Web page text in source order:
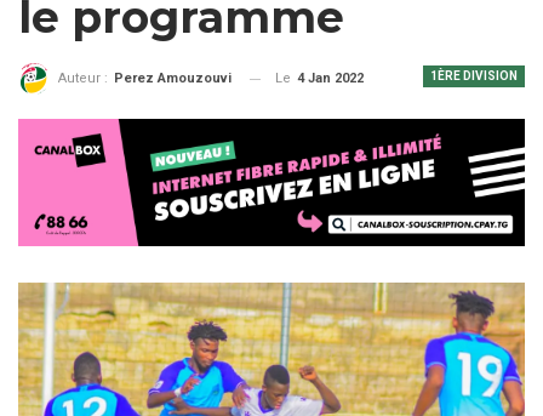
le programme
1ÈRE DIVISION
Auteur : Perez Amouzouvi Le 4 Jan 2022